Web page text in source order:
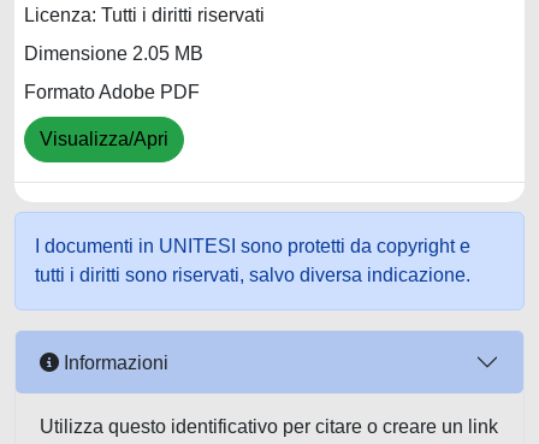
Licenza: Tutti i diritti riservati
Dimensione 2.05 MB
Formato Adobe PDF
Visualizza/Apri
I documenti in UNITESI sono protetti da copyright e
tutti i diritti sono riservati, salvo diversa indicazione.
Informazioni
Utilizza questo identificativo per citare o creare un link